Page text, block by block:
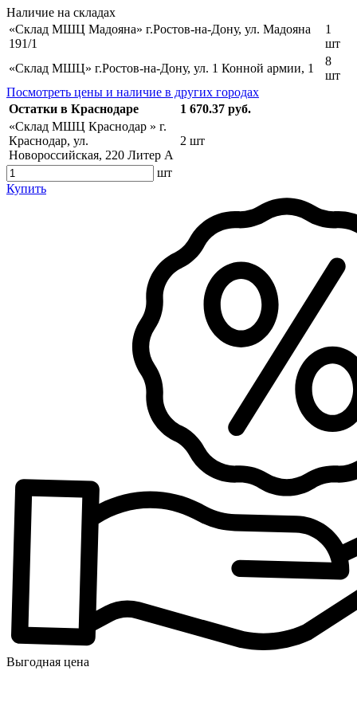
Наличие на складах
«Склад МШЦ Мадояна» г.Ростов-на-Дону, ул. Мадояна
191/1
1
шт
«Склад МШЦ» г.Ростов-на-Дону, ул. 1 Конной армии, 1
8
шт
Посмотреть цены и наличие в других городах
Остатки в Краснодаре
1 670.37 руб.
«Склад МШЦ Краснодар » г.
Краснодар, ул.
Новороссийская, 220 Литер А
2 шт
шт
Купить
Выгодная цена